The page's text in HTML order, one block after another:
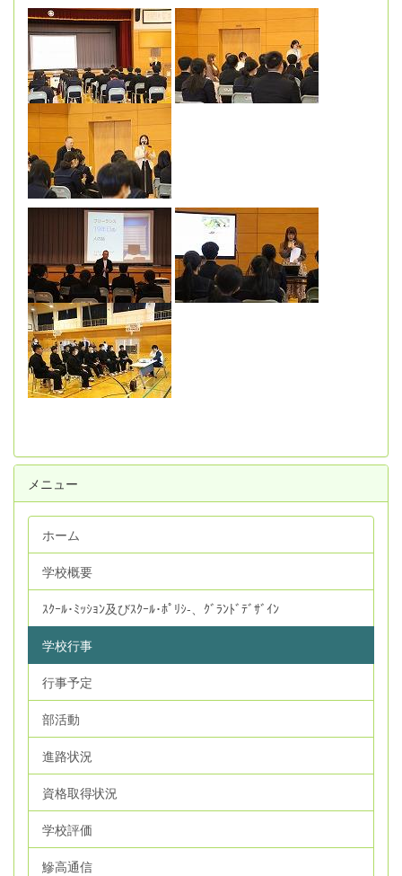
メニュー
ホーム
学校概要
ｽｸｰﾙ･ﾐｯｼｮﾝ及びｽｸｰﾙ･ﾎﾟﾘｼ‐、ｸﾞﾗﾝﾄﾞﾃﾞｻﾞｲﾝ
学校行事
行事予定
部活動
進路状況
資格取得状況
学校評価
鰺高通信